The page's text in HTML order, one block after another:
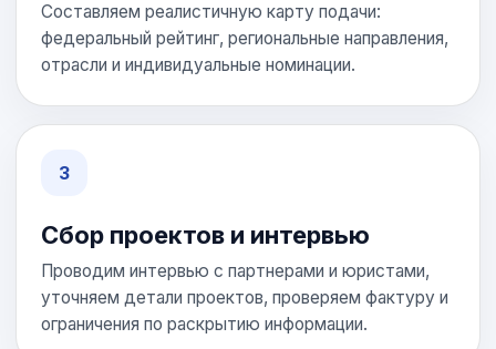
Составляем реалистичную карту подачи:
федеральный рейтинг, региональные направления,
отрасли и индивидуальные номинации.
Сбор проектов и интервью
Проводим интервью с партнерами и юристами,
уточняем детали проектов, проверяем фактуру и
ограничения по раскрытию информации.